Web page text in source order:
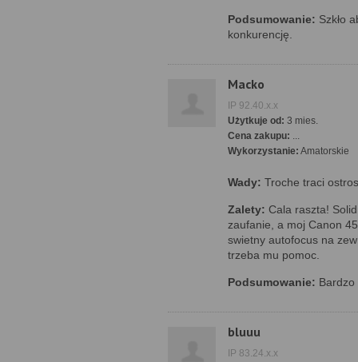
Podsumowanie: Szkło
konkurencję.
Macko
IP 92.40.x.x
Użytkuje od: 3 mies.
Cena zakupu: ...
Wykorzystanie: Amatorskie
Wady: Troche traci
Zalety: Cala raszta!
zaufanie, a moj Canon
swietny autofocus na
trzeba mu pomoc.
Podsumowanie:
bluuu
IP 83.24.x.x